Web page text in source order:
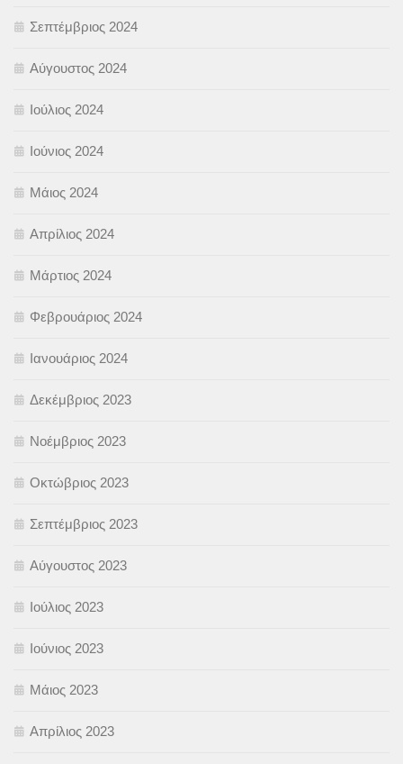
Σεπτέμβριος 2024
Αύγουστος 2024
Ιούλιος 2024
Ιούνιος 2024
Μάιος 2024
Απρίλιος 2024
Μάρτιος 2024
Φεβρουάριος 2024
Ιανουάριος 2024
Δεκέμβριος 2023
Νοέμβριος 2023
Οκτώβριος 2023
Σεπτέμβριος 2023
Αύγουστος 2023
Ιούλιος 2023
Ιούνιος 2023
Μάιος 2023
Απρίλιος 2023